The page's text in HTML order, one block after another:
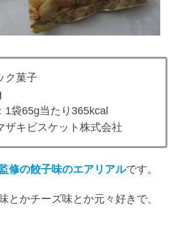
ク菓子
1袋65g当たり365kcal
ザキビスケット株式会社
修の餃子味のエアリアルです。
とかチーズ味とか元々好きで、